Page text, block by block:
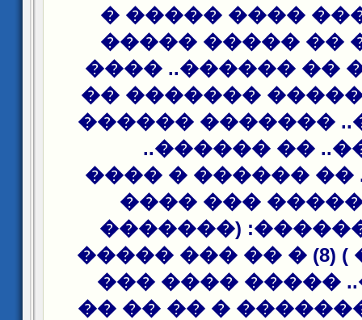
����� ����
����� �� ��
���� ���� ��
��� ��� ������
���� ����..
������.. ��
�������.. ��
���� � �����
������ ������:
��� ����� ) (8) � �� ��� �����
�������.. �����
������ ��������